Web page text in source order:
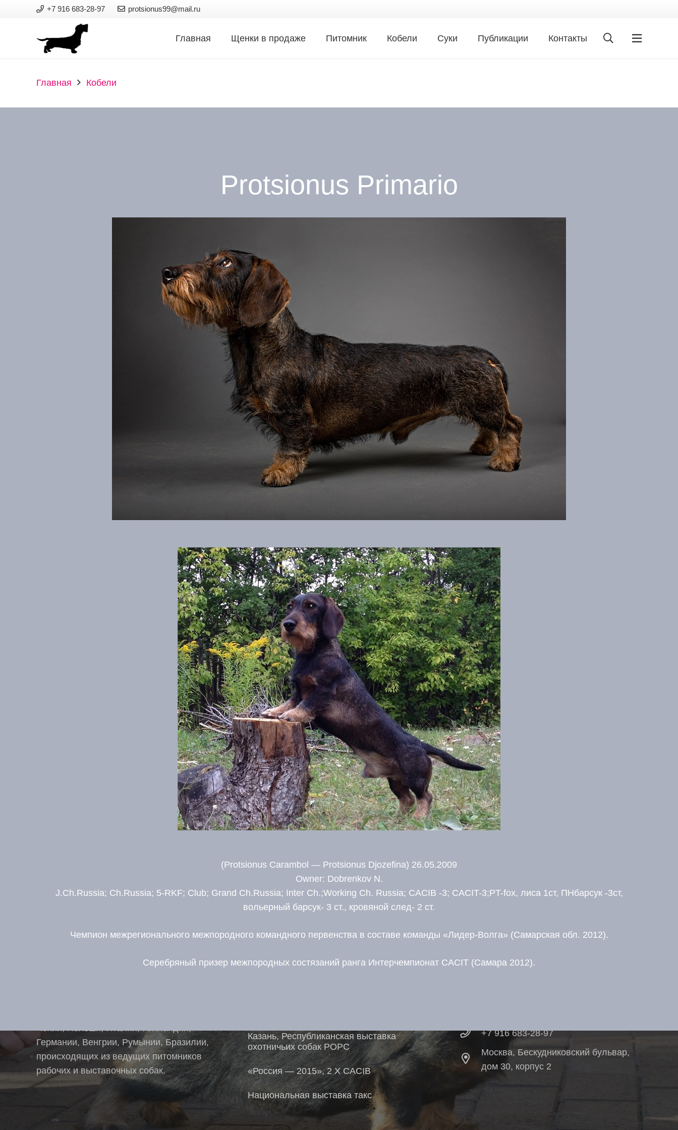
+7 916 683-28-97 protsionus99@mail.ru
Главная Щенки в продаже Питомник Кобели Суки Публикации Контакты
Главная Кобели
Protsionus Primario
(Protsionus Carambol — Protsionus Djozefina) 26.05.2009
Owner: Dobrenkov N.
J.Ch.Russia; Ch.Russia; 5-RKF; Club; Grand Ch.Russia; Inter Ch.;Working Ch. Russia; CACIB -3; CACIT-3;PT-fox, лиса 1ст, ПНбарсук -3ст,
вольерный барсук- 3 ст., кровяной след- 2 ст.
Чемпион межрегионального межпородного командного первенства в составе команды «Лидер-Волга» (Самарская обл. 2012).
Серебряный призер межпородных состязаний ранга Интерчемпионат CACIT (Самара 2012).
Германии, Венгрии, Румынии, Бразилии,
происходящих из ведущих питомников
рабочих и выставочных собак.
Казань, Республиканская выставка
охотничьих собак РОРС
«Россия — 2015», 2 X CACIB
Национальная выставка такс
+7 916 683-28-97
Москва, Бескудниковский бульвар,
дом 30, корпус 2